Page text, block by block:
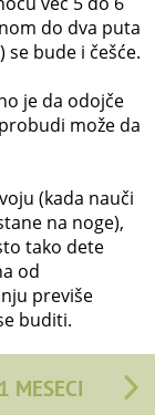
do dva puta
bude i češće.
je da odojče
može da
(kada nauči
na noge),
tako dete
od
previše
buditi.
MESECI